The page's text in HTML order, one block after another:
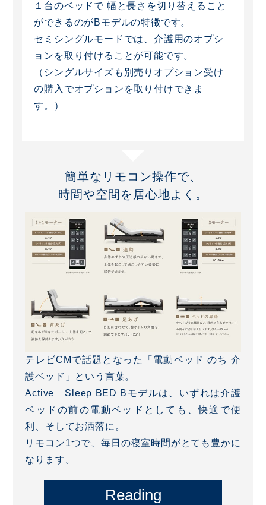
１台のベッドで 幅と長さを切り替えること
ができるのがBモデルの特徴です。
セミシングルモードでは、介護用のオプシ
ョンを取り付けることが可能です。
（シングルサイズも別売りオプション受け
の購入でオプションを取り付けできま
す。）
簡単なリモコン操作で、
時間や空間を居心地よく。
テレビCMで話題となった「電動ベッド のち 介
護ベッド」という言葉。
Active Sleep BED Bモデルは、いずれは介護
ベッドの前の電動ベッドとしても、快適で便
利、そしてお洒落に。
リモコン1つで、毎日の寝室時間がとても豊かに
なります。
Reading